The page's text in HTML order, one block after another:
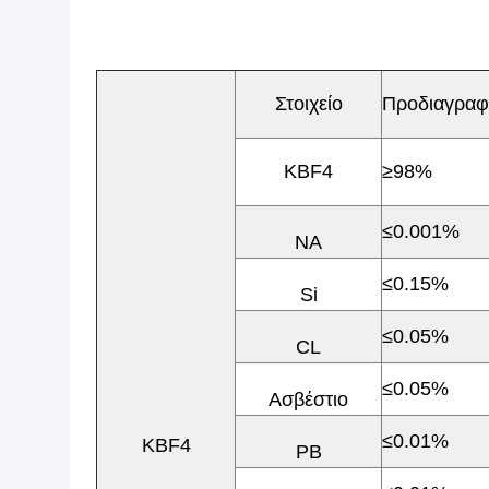
KBF4
Στοιχείο
KBF4 ≥98%
NA ≤0.001%
Si ≤0.15%
CL ≤0.05%
Ασβέστιο ≤0.05%
PB ≤0.01%